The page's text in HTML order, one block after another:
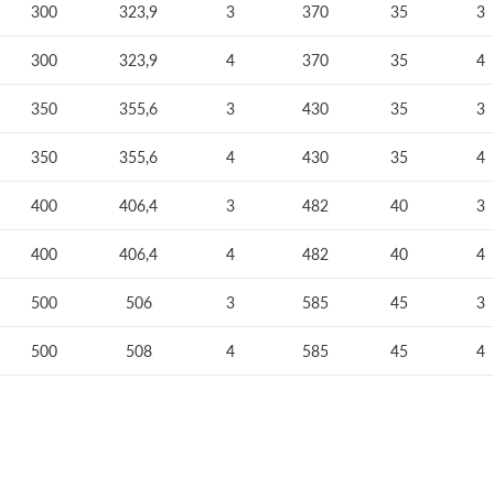
300 323,9 3 370 35 3
300 323,9 4 370 35 4
350 355,6 3 430 35 3
350 355,6 4 430 35 4
400 406,4 3 482 40 3
400 406,4 4 482 40 4
500 506 3 585 45 3
500 508 4 585 45 4